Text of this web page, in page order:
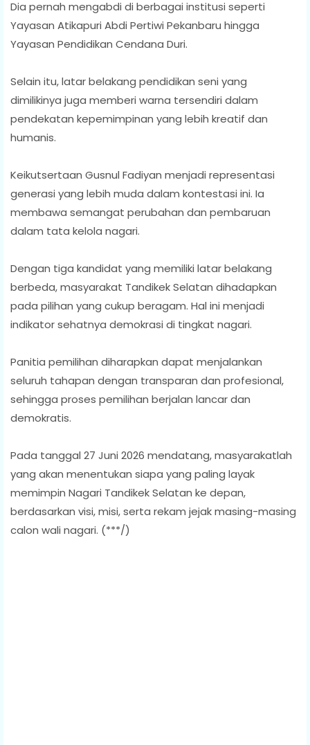
Dia pernah mengabdi di berbagai institusi seperti
Yayasan Atikapuri Abdi Pertiwi Pekanbaru hingga
Yayasan Pendidikan Cendana Duri.
Selain itu, latar belakang pendidikan seni yang
dimilikinya juga memberi warna tersendiri dalam
pendekatan kepemimpinan yang lebih kreatif dan
humanis.
Keikutsertaan Gusnul Fadiyan menjadi representasi
generasi yang lebih muda dalam kontestasi ini. Ia
membawa semangat perubahan dan pembaruan
dalam tata kelola nagari.
Dengan tiga kandidat yang memiliki latar belakang
berbeda, masyarakat Tandikek Selatan dihadapkan
pada pilihan yang cukup beragam. Hal ini menjadi
indikator sehatnya demokrasi di tingkat nagari.
Panitia pemilihan diharapkan dapat menjalankan
seluruh tahapan dengan transparan dan profesional,
sehingga proses pemilihan berjalan lancar dan
demokratis.
Pada tanggal 27 Juni 2026 mendatang, masyarakatlah
yang akan menentukan siapa yang paling layak
memimpin Nagari Tandikek Selatan ke depan,
berdasarkan visi, misi, serta rekam jejak masing-masing
calon wali nagari. (***/)